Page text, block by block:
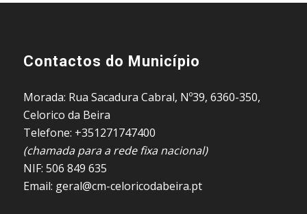
Contactos do Município
Morada: Rua Sacadura Cabral, Nº39, 6360-350,
Celorico da Beira
Telefone: +351271747400
(chamada para a rede fixa nacional)
NIF: 506 849 635
Email: geral@cm-celoricodabeira.pt